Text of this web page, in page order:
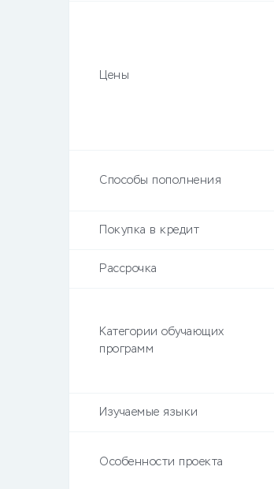
Цены
Способы пополнения
Покупка в кредит
Рассрочка
Категории обучающих
программ
Изучаемые языки
Особенности проекта